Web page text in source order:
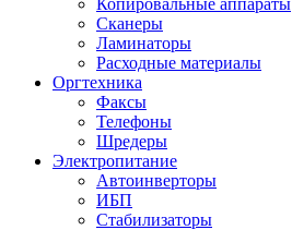
Копировальные аппараты
Сканеры
Ламинаторы
Расходные материалы
Оргтехника
Факсы
Телефоны
Шредеры
Электропитание
Автоинверторы
ИБП
Стабилизаторы